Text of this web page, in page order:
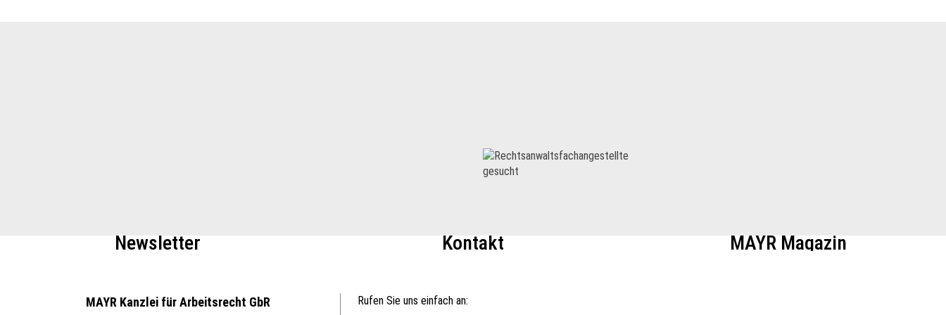
Newsletter Kontakt MAYR Magazin
MAYR Kanzlei für Arbeitsrecht GbR
Rufen Sie uns einfach an: